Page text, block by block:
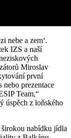
nebe a zem‘.
IZS a naší
Miroslav
první
prezentace
Team,“
úspěch z loňského
nabídku jídla